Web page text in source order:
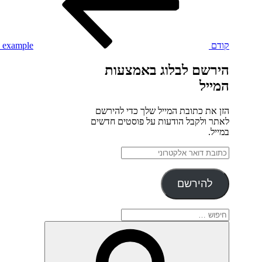
קודם example
הירשם לבלוג באמצעות
המייל
הזן את כתובת המייל שלך כדי להירשם
לאתר ולקבל הודעות על פוסטים חדשים
במייל.
כתובת
דואר
אלקטרוני
להירשם
חפש: